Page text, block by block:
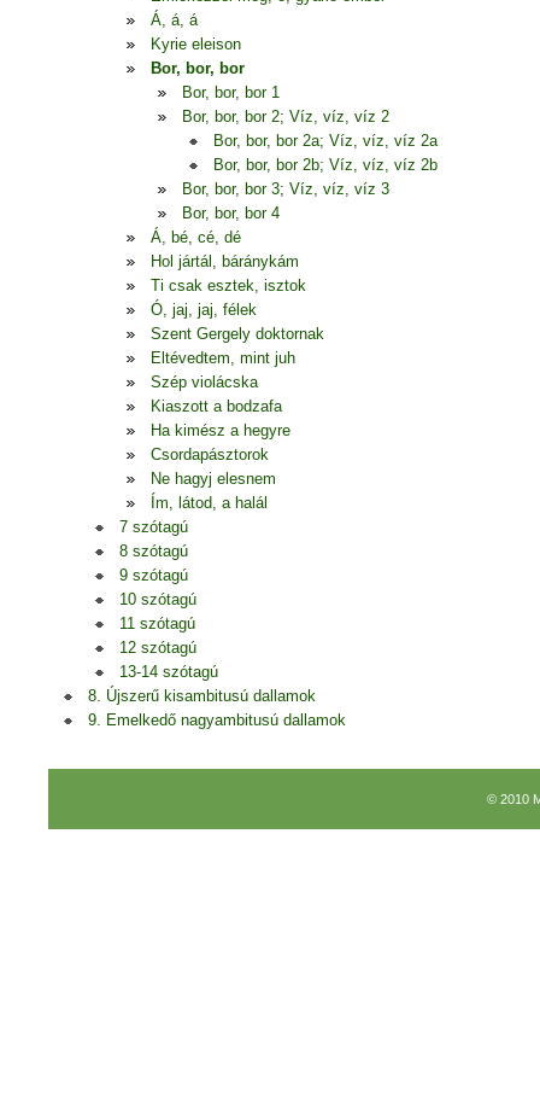
Á, á, á
Kyrie eleison
Bor, bor, bor
Bor, bor, bor 1
Bor, bor, bor 2; Víz, víz, víz 2
Bor, bor, bor 2a; Víz, víz, víz 2a
Bor, bor, bor 2b; Víz, víz, víz 2b
Bor, bor, bor 3; Víz, víz, víz 3
Bor, bor, bor 4
Á, bé, cé, dé
Hol jártál, báránykám
Ti csak esztek, isztok
Ó, jaj, jaj, félek
Szent Gergely doktornak
Eltévedtem, mint juh
Szép violácska
Kiaszott a bodzafa
Ha kimész a hegyre
Csordapásztorok
Ne hagyj elesnem
Ím, látod, a halál
7 szótagú
8 szótagú
9 szótagú
10 szótagú
11 szótagú
12 szótagú
13-14 szótagú
8. Újszerű kisambitusú dallamok
9. Emelkedő nagyambitusú dallamok
© 2010